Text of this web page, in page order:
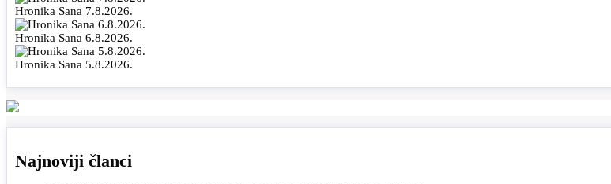
Hronika Sana 7.8.2026.
Hronika Sana 6.8.2026.
Hronika Sana 5.8.2026.
Najnoviji članci